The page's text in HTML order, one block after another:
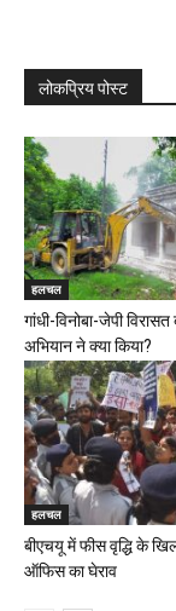
लोकप्रिय पोस्ट
हलचल
गांधी-विनोबा-जेपी
अभियान ने क्या किया?
हलचल
बीएचयू में फीस वृद्धि के
ऑफिस का घेराव